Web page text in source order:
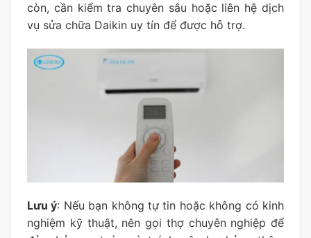
còn, cần kiểm tra chuyên sâu hoặc liên hệ dịch
vụ sửa chữa Daikin uy tín để được hỗ trợ.
Lưu ý: Nếu bạn không tự tin hoặc không có kinh
nghiệm kỹ thuật, nên gọi thợ chuyên nghiệp để